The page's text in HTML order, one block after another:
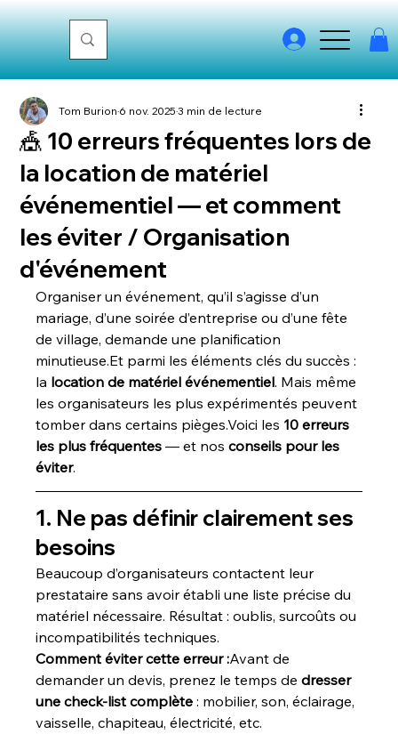
🎪 10 erreurs fréquentes lors de
la location de matériel
événementiel — et comment
les éviter / Organisation
d'événement
Tom Burion6 nov. 20253 min de lecture
Organiser un événement, qu’il s’agisse d’un
mariage, d’une soirée d’entreprise ou d’une fête
de village, demande une planification
minutieuse.Et parmi les éléments clés du succès :
la location de matériel événementiel. Mais même
les organisateurs les plus expérimentés peuvent
tomber dans certains pièges.Voici les 10 erreurs
les plus fréquentes — et nos conseils pour les
éviter.
1. Ne pas définir clairement ses
besoins
Beaucoup d’organisateurs contactent leur
prestataire sans avoir établi une liste précise du
matériel nécessaire. Résultat : oublis, surcoûts ou
incompatibilités techniques.
Comment éviter cette erreur :Avant de
demander un devis, prenez le temps de dresser
une check-list complète : mobilier, son, éclairage,
vaisselle, chapiteau, électricité, etc.